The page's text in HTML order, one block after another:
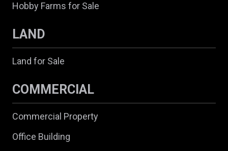
Hobby Farms for Sale
LAND
Land for Sale
COMMERCIAL
Commercial Property
Office Building